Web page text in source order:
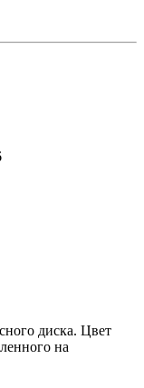
диска. Цвет
на